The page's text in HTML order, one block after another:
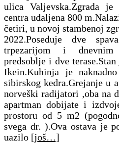
ulica Valjevska.Zgrada je
centra udaljena 800
četiri, u novoj stambenoj
2022.Poseduje dve
trpezarijom i dnevnim
predsoblje i dve
Ikein.Kuhinja je
sibirskog kedra.Grejanje u
norveški radijatori ,oba na
apartman dobijate i
prostoru od 5 m2
svega dr. ).Ova ostava je
uazilo [još…]